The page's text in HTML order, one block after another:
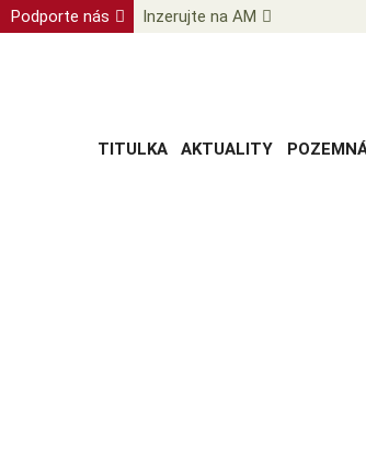
Podporte nás Inzerujte na AM
TITULKA AKTUALITY